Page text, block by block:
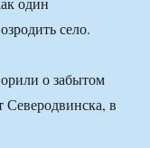
о забытом
Северодвинска, в